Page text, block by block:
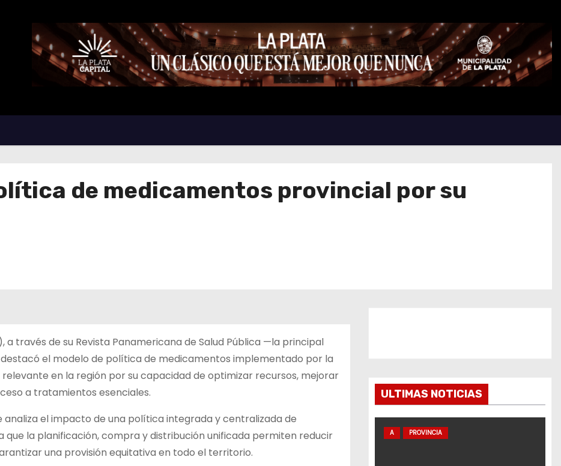
de medicamentos provincial por su
a través de su Revista Panamericana de Salud Pública —la principal
el modelo de política de medicamentos implementado por la
en la región por su capacidad de optimizar recursos, mejorar
a tratamientos esenciales.
el impacto de una política integrada y centralizada de
que la planificación, compra y distribución unificada permiten reducir
una provisión equitativa en todo el territorio.
ULTIMAS NOTICIAS
A PROVINCIA